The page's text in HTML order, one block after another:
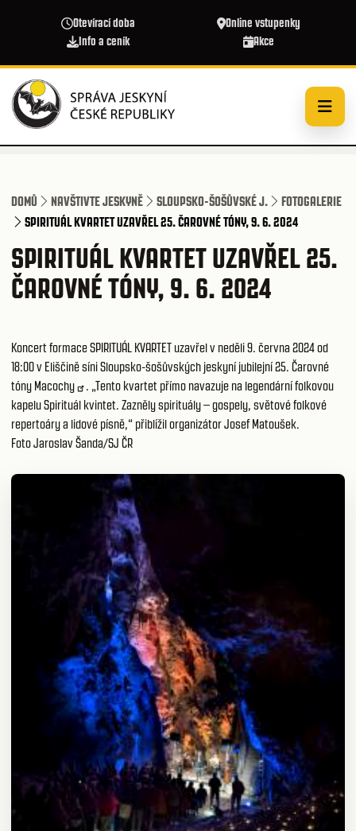
Otevírací doba
Online vstupenky
Info a ceník
Akce
DOMŮ NAVŠTIVTE JESKYNĚ SLOUPSKO-ŠOŠŮVSKÉ J.
FOTOGALERIE
SPIRITUÁL KVARTET UZAVŘEL 25. ČAROVNÉ TÓNY, 9. 6. 2024
SPIRITUÁL KVARTET UZAVŘEL 25.
ČAROVNÉ TÓNY, 9. 6. 2024
Koncert formace SPIRITUÁL KVARTET uzavřel v neděli 9. června 2024 od
18:00 v Eliščině síni Sloupsko-šošůvských jeskyní jubilejní 25. Čarovné
tóny Macochy
. „Tento kvartet přímo navazuje na legendární folkovou
kapelu Spirituál kvintet. Zazněly spirituály – gospely, světové folkové
repertoáry a lidové písně,“ přiblížil organizátor Josef Matoušek.
Foto Jaroslav Šanda/SJ ČR